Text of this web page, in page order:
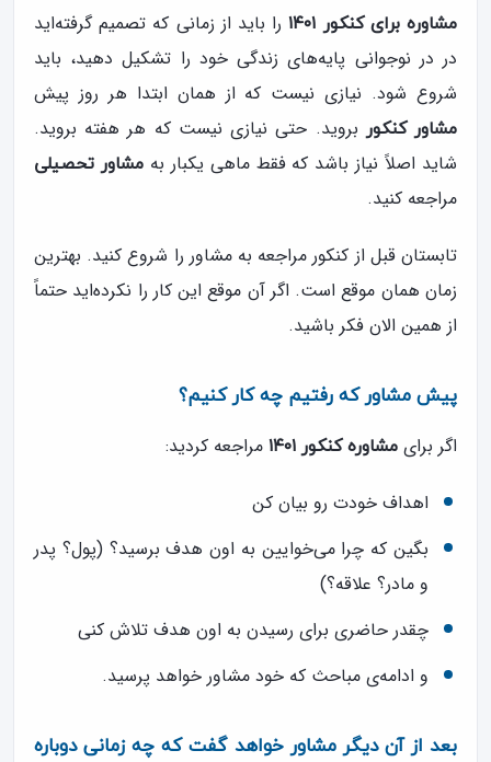
مشاوره برای کنکور ۱۴۰۱
را باید از زمانی که تصمیم گرفته‌اید
در در نوجوانی پایه‌های زندگی خود را تشکیل دهید، باید
شروع شود. نیازی نیست که از همان ابتدا هر روز پیش
مشاور کنکوربروید. حتی نیازی نیست که هر هفته بروید.
شاید اصلاً نیاز باشد که فقط ماهی یکبار بهمشاور تحصیلی
مراجعه کنید.
تابستان قبل از کنکور مراجعه به مشاور را شروع کنید. بهترین
زمان همان موقع است. اگر آن موقع این کار را نکرده‌اید حتماً
از همین الان فکر باشید.
پیش مشاور که رفتیم چه کار کنیم؟
اگر برای مشاوره کنکور ۱۴۰۱ مراجعه کردید:
اهداف خودت رو بیان کن
بگین که چرا می‌خوایین به اون هدف برسید؟ (پول؟ پدر
و مادر؟ علاقه؟)
چقدر حاضری برای رسیدن به اون هدف تلاش کنی
و ادامه‌ی مباحث که خود مشاور خواهد پرسید.
بعد از آن دیگر مشاور خواهد گفت که چه زمانی دوباره